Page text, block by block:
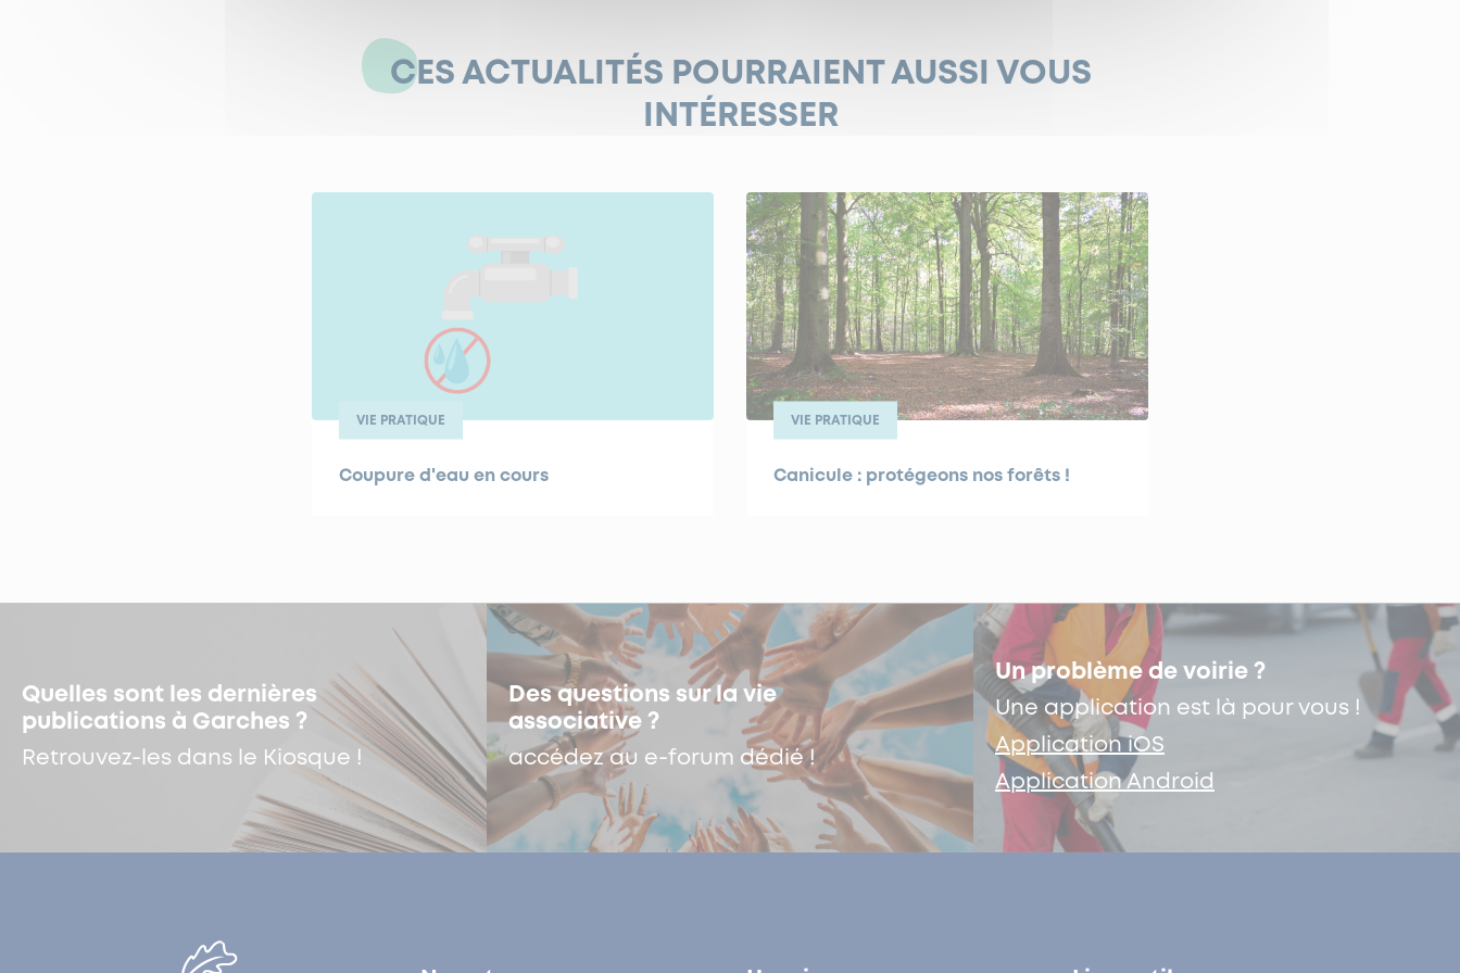
CES ACTUALITÉS POURRAIENT AUSSI VOUS
INTÉRESSER
VIE PRATIQUE
Coupure d'eau en cours
VIE PRATIQUE
Canicule : protégeons nos forêts !
Quelles sont les dernières
publications à Garches ?
Retrouvez-les dans le Kiosque !
Des questions sur la vie
associative ?
accédez au e-forum dédié !
Un problème de voirie ?
Une application est là pour vous !
Application iOS
Application Android